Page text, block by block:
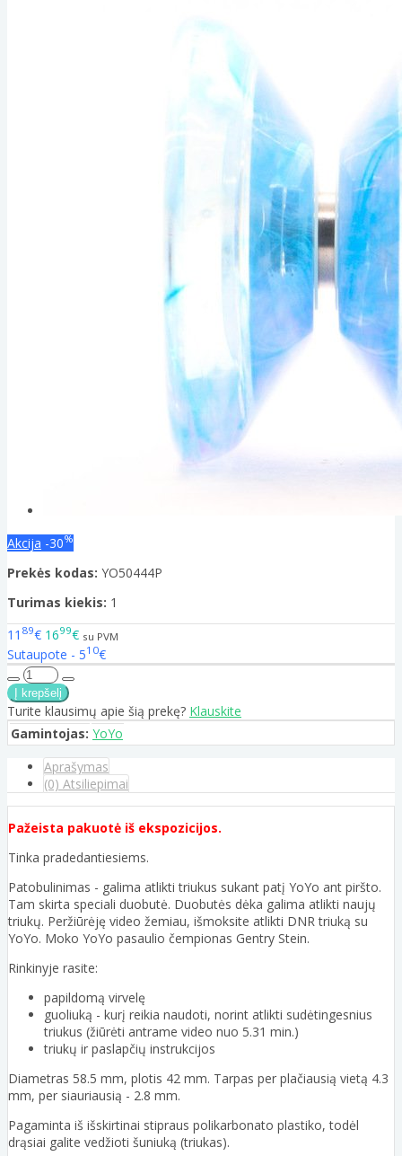
Akcija -30%
Prekės kodas: YO50444P
Turimas kiekis: 1
11 89€ 1699€ su PVM
Sutaupote - 510€
Turite klausimų apie šią prekę? Klauskite
Gamintojas: YoYo
Aprašymas
(0) Atsiliepimai
Pažeista pakuotė iš ekspozicijos.
Tinka pradedantiesiems.
Patobulinimas - galima atlikti triukus sukant patį YoYo ant piršto.
Tam skirta speciali duobutė. Duobutės dėka galima atlikti naujų
triukų. Peržiūrėję video žemiau, išmoksite atlikti DNR triuką su
YoYo. Moko YoYo pasaulio čempionas Gentry Stein.
Rinkinyje rasite:
papildomą virvelę
guoliuką - kurį reikia naudoti, norint atlikti sudėtingesnius
triukus (žiūrėti antrame video nuo 5.31 min.)
triukų ir paslapčių instrukcijos
Diametras 58.5 mm, plotis 42 mm. Tarpas per plačiausią vietą 4.3
mm, per siauriausią - 2.8 mm.
Pagaminta iš išskirtinai stipraus polikarbonato plastiko, todėl
drąsiai galite vedžioti šuniuką (triukas).